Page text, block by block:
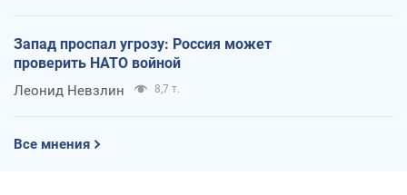
Запад проспал угрозу: Россия может
проверить НАТО войной
Леонид Невзлин 8,7 т.
Все мнения